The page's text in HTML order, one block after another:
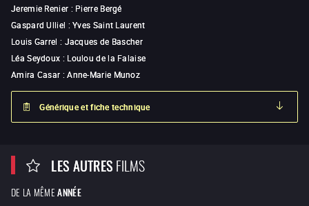
Jeremie Renier : Pierre Bergé
Gaspard Ulliel :Yves Saint Laurent
Louis Garrel : Jacques de Bascher
Léa Seydoux : Loulou de la Falaise
Amira Casar :Anne-Marie Munoz
Générique et fiche technique
LES AUTRESFILMS
DE LA MÊME ANNÉE